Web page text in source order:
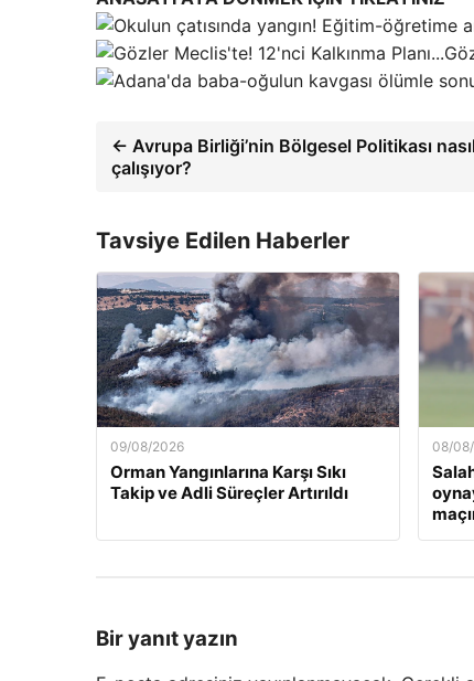
← Avrupa Birliği’nin Bölgesel Politikası
çalışıyor?
Tavsiye Edilen Haberler
09/08/2026
Orman Yangınlarına Karşı Sıkı
Takip ve Adli Süreçler Artırıldı
08/
Bir yanıt yazın